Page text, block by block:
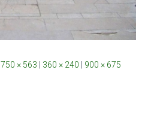
750 × 563 | 360 × 240 | 900 × 675